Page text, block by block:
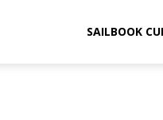
SAILBOOK